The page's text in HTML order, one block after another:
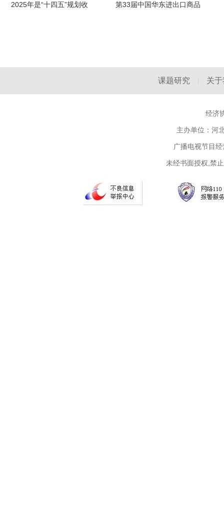
2025年是“十四五”规划收 第33届中国华东进出口商品
课题研究 关
经济
主办单位：河
广播电视节目
未经书面授权,禁